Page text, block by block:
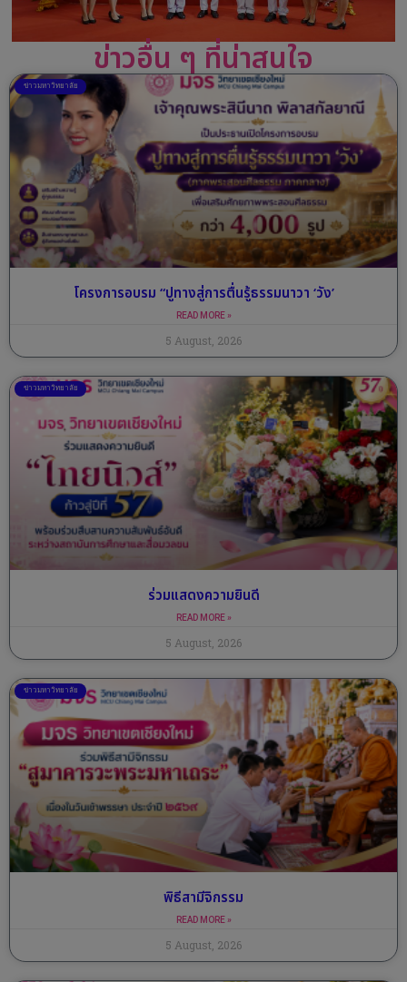
ข่าวอื่น ๆ ที่น่าสนใจ
ข่าวมหาวิทยาลัย
โครงการอบรม “ปูทางสู่การตื่นรู้ธรรมนาวา ‘วัง’
READ MORE »
5 August, 2026
ข่าวมหาวิทยาลัย
ร่วมแสดงความยินดี
READ MORE »
5 August, 2026
ข่าวมหาวิทยาลัย
พิธีสามีจิกรรม
READ MORE »
5 August, 2026